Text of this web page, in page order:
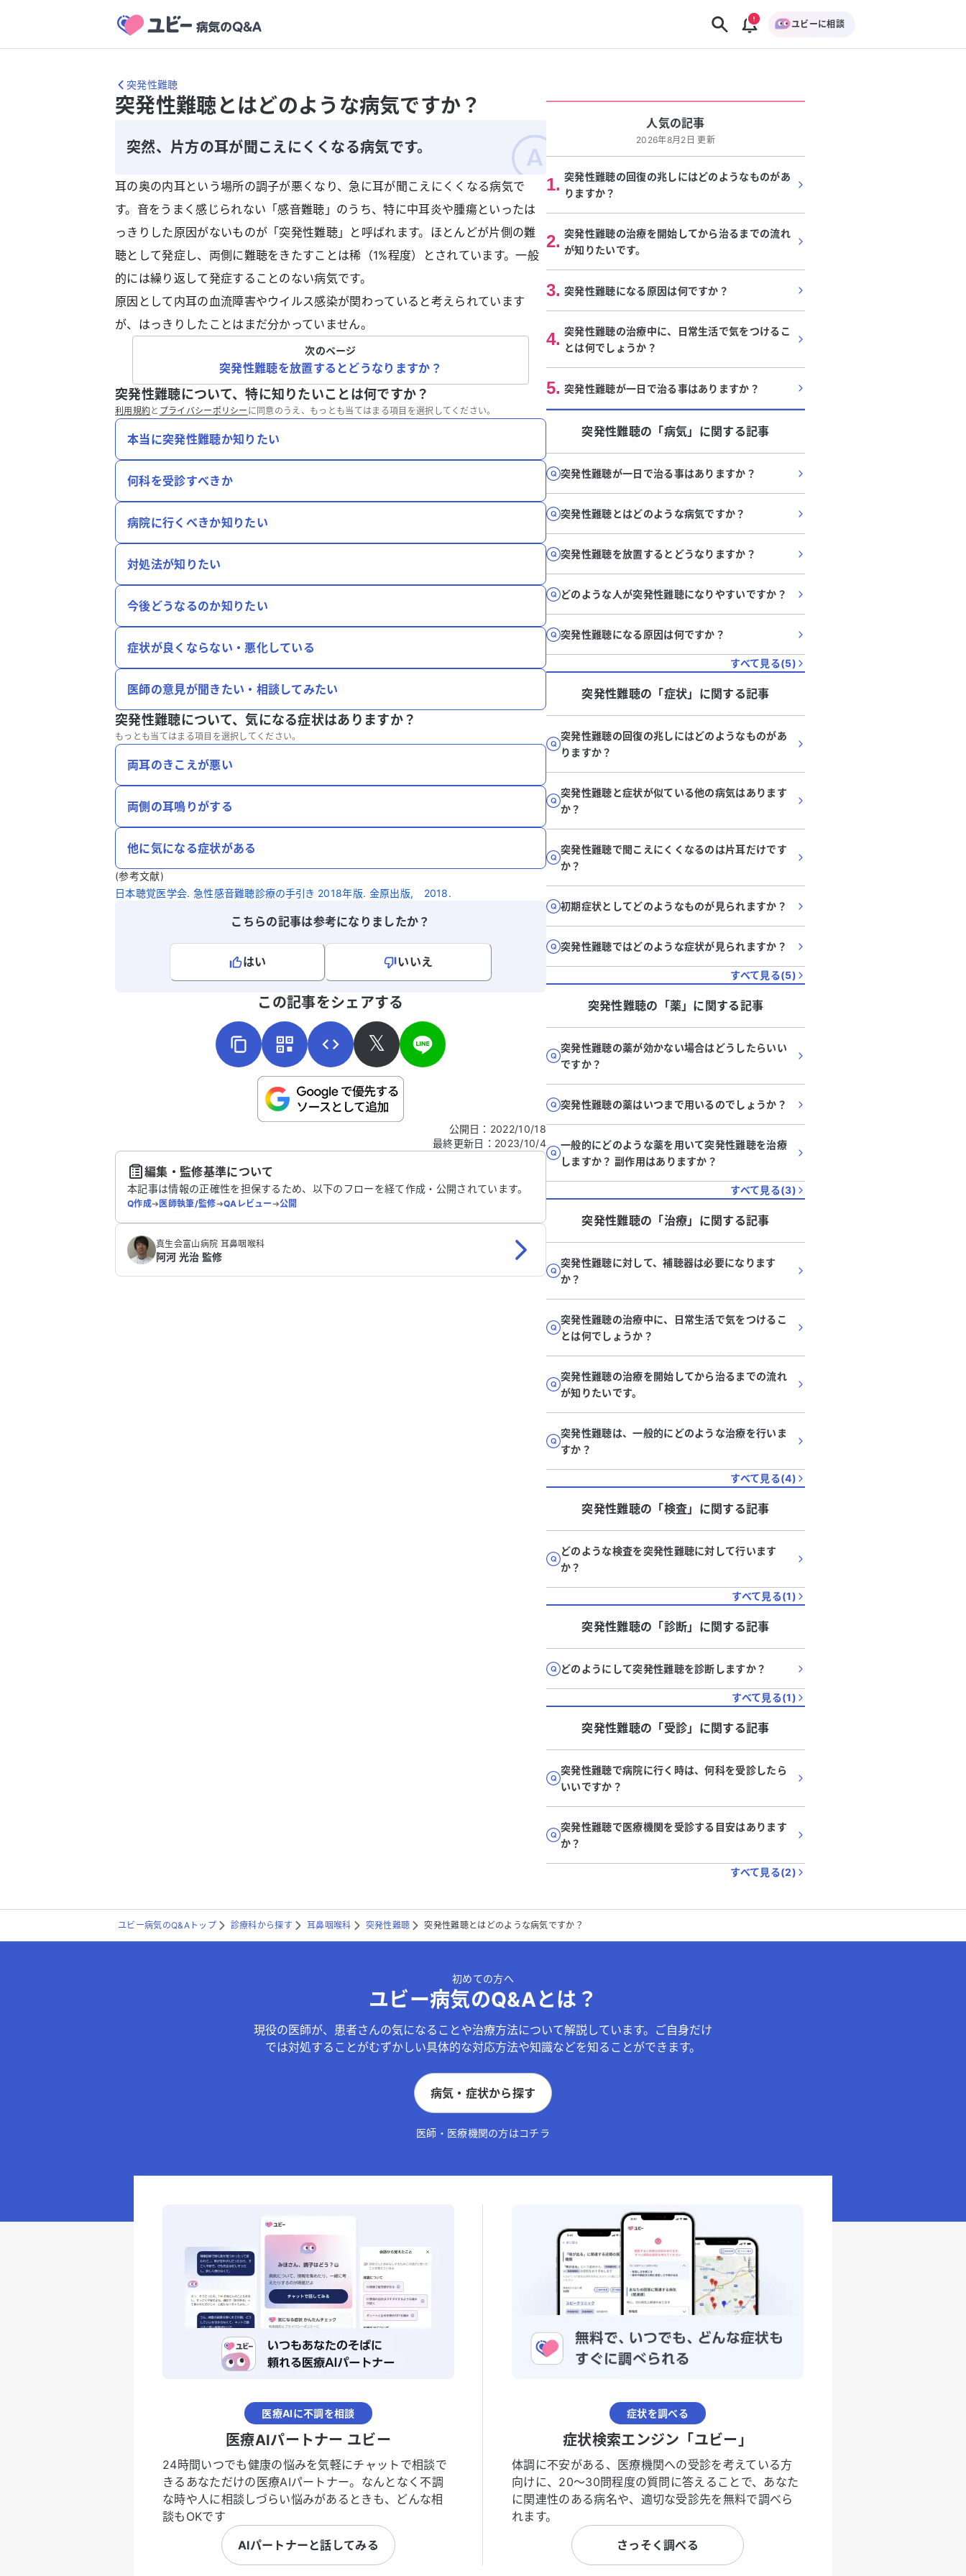
ユビーに相談
突発性難聴
突発性難聴とはどのような病気ですか？
突然、片方の耳が聞こえにくくなる病気です。
耳の奥の内耳という場所の調子が悪くなり、急に耳が聞こえにくくなる病気で
す。音をうまく感じられない「感音難聴」のうち、特に中耳炎や腫瘍といったは
っきりした原因がないものが「突発性難聴」と呼ばれます。ほとんどが片側の難
聴として発症し、両側に難聴をきたすことは稀（1%程度）とされています。一般
的には繰り返して発症することのない病気です。
原因として内耳の血流障害やウイルス感染が関わっていると考えられています
が、はっきりしたことはまだ分かっていません。
次のページ
突発性難聴を放置するとどうなりますか？
突発性難聴について、特に知りたいことは何ですか？
利用規約と プライバシーポリシー に同意のうえ、もっとも当てはまる項目を選択してください。
本当に突発性難聴か知りたい
何科を受診すべきか
病院に行くべきか知りたい
対処法が知りたい
今後どうなるのか知りたい
症状が良くならない・悪化している
医師の意見が聞きたい・相談してみたい
突発性難聴について、気になる症状はありますか？
もっとも当てはまる項目を選択してください。
両耳のきこえが悪い
両側の耳鳴りがする
他に気になる症状がある
(参考文献)
日本聴覚医学会. 急性感音難聴診療の手引き 2018年版. 金原出版, 2018.
こちらの記事は参考になりましたか？
はい
いいえ
こちらは送信専用のフォームです。氏名やご自身の病気の詳細などの個人情報は入れないでくだ
この記事をシェアする
𝕏
公開日 ： 2022/10/18
最終更新日 ： 2023/10/4
編集・監修基準について
本記事は情報の正確性を担保するため、以下のフローを経て作成・公開されています。
Q作成➔医師執筆/監修➔QAレビュー➔公開
真生会富山病院 耳鼻咽喉科
阿河 光治 監修
人気の記事
2026年8月2日 更新
1. 突発性難聴の回復の兆しにはどのようなものがあ
りますか？
2. 突発性難聴の治療を開始してから治るまでの流れ
が知りたいです。
3. 突発性難聴になる原因は何ですか？
4. 突発性難聴の治療中に、日常生活で気をつけるこ
とは何でしょうか？
5. 突発性難聴が一日で治る事はありますか？
突発性難聴の「病気」に関する記事
突発性難聴が一日で治る事はありますか？
突発性難聴とはどのような病気ですか？
突発性難聴を放置するとどうなりますか？
どのような人が突発性難聴になりやすいですか？
突発性難聴になる原因は何ですか？
すべて見る(5)
突発性難聴の「症状」に関する記事
突発性難聴の回復の兆しにはどのようなものがあ
りますか？
突発性難聴と症状が似ている他の病気はあります
か？
突発性難聴で聞こえにくくなるのは片耳だけです
か？
初期症状としてどのようなものが見られますか？
突発性難聴ではどのような症状が見られますか？
すべて見る(5)
突発性難聴の「薬」に関する記事
突発性難聴の薬が効かない場合はどうしたらいい
ですか？
突発性難聴の薬はいつまで用いるのでしょうか？
一般的にどのような薬を用いて突発性難聴を治療
しますか？ 副作用はありますか？
すべて見る(3)
突発性難聴の「治療」に関する記事
突発性難聴に対して、補聴器は必要になります
か？
突発性難聴の治療中に、日常生活で気をつけるこ
とは何でしょうか？
突発性難聴の治療を開始してから治るまでの流れ
が知りたいです。
突発性難聴は、一般的にどのような治療を行いま
すか？
すべて見る(4)
突発性難聴の「検査」に関する記事
どのような検査を突発性難聴に対して行います
か？
すべて見る(1)
突発性難聴の「診断」に関する記事
どのようにして突発性難聴を診断しますか？
すべて見る(1)
突発性難聴の「受診」に関する記事
突発性難聴で病院に行く時は、何科を受診したら
いいですか？
突発性難聴で医療機関を受診する目安はあります
か？
すべて見る(2)
ユビー病気のQ&Aトップ 診療科から探す 耳鼻咽喉科 突発性難聴 突発性難聴とはどのような病気ですか？
初めての方へ
ユビー病気のQ&Aとは？
現役の医師が、患者さんの気になることや治療方法について解説しています。ご自身だけ
では対処することがむずかしい具体的な対応方法や知識などを知ることができます。
病気・症状から探す
医師・医療機関の方はコチラ
医療AIに不調を相談
医療AIパートナー ユビー
24時間いつでも健康の悩みを気軽にチャットで相談で
きるあなただけの医療AIパートナー。なんとなく不調
な時や人に相談しづらい悩みがあるときも、どんな相
談もOKです
AIパートナーと話してみる
症状を調べる
症状検索エンジン「ユビー」
体調に不安がある、医療機関への受診を考えている方
向けに、20〜30問程度の質問に答えることで、あなた
に関連性のある病名や、適切な受診先を無料で調べら
れます。
さっそく調べる